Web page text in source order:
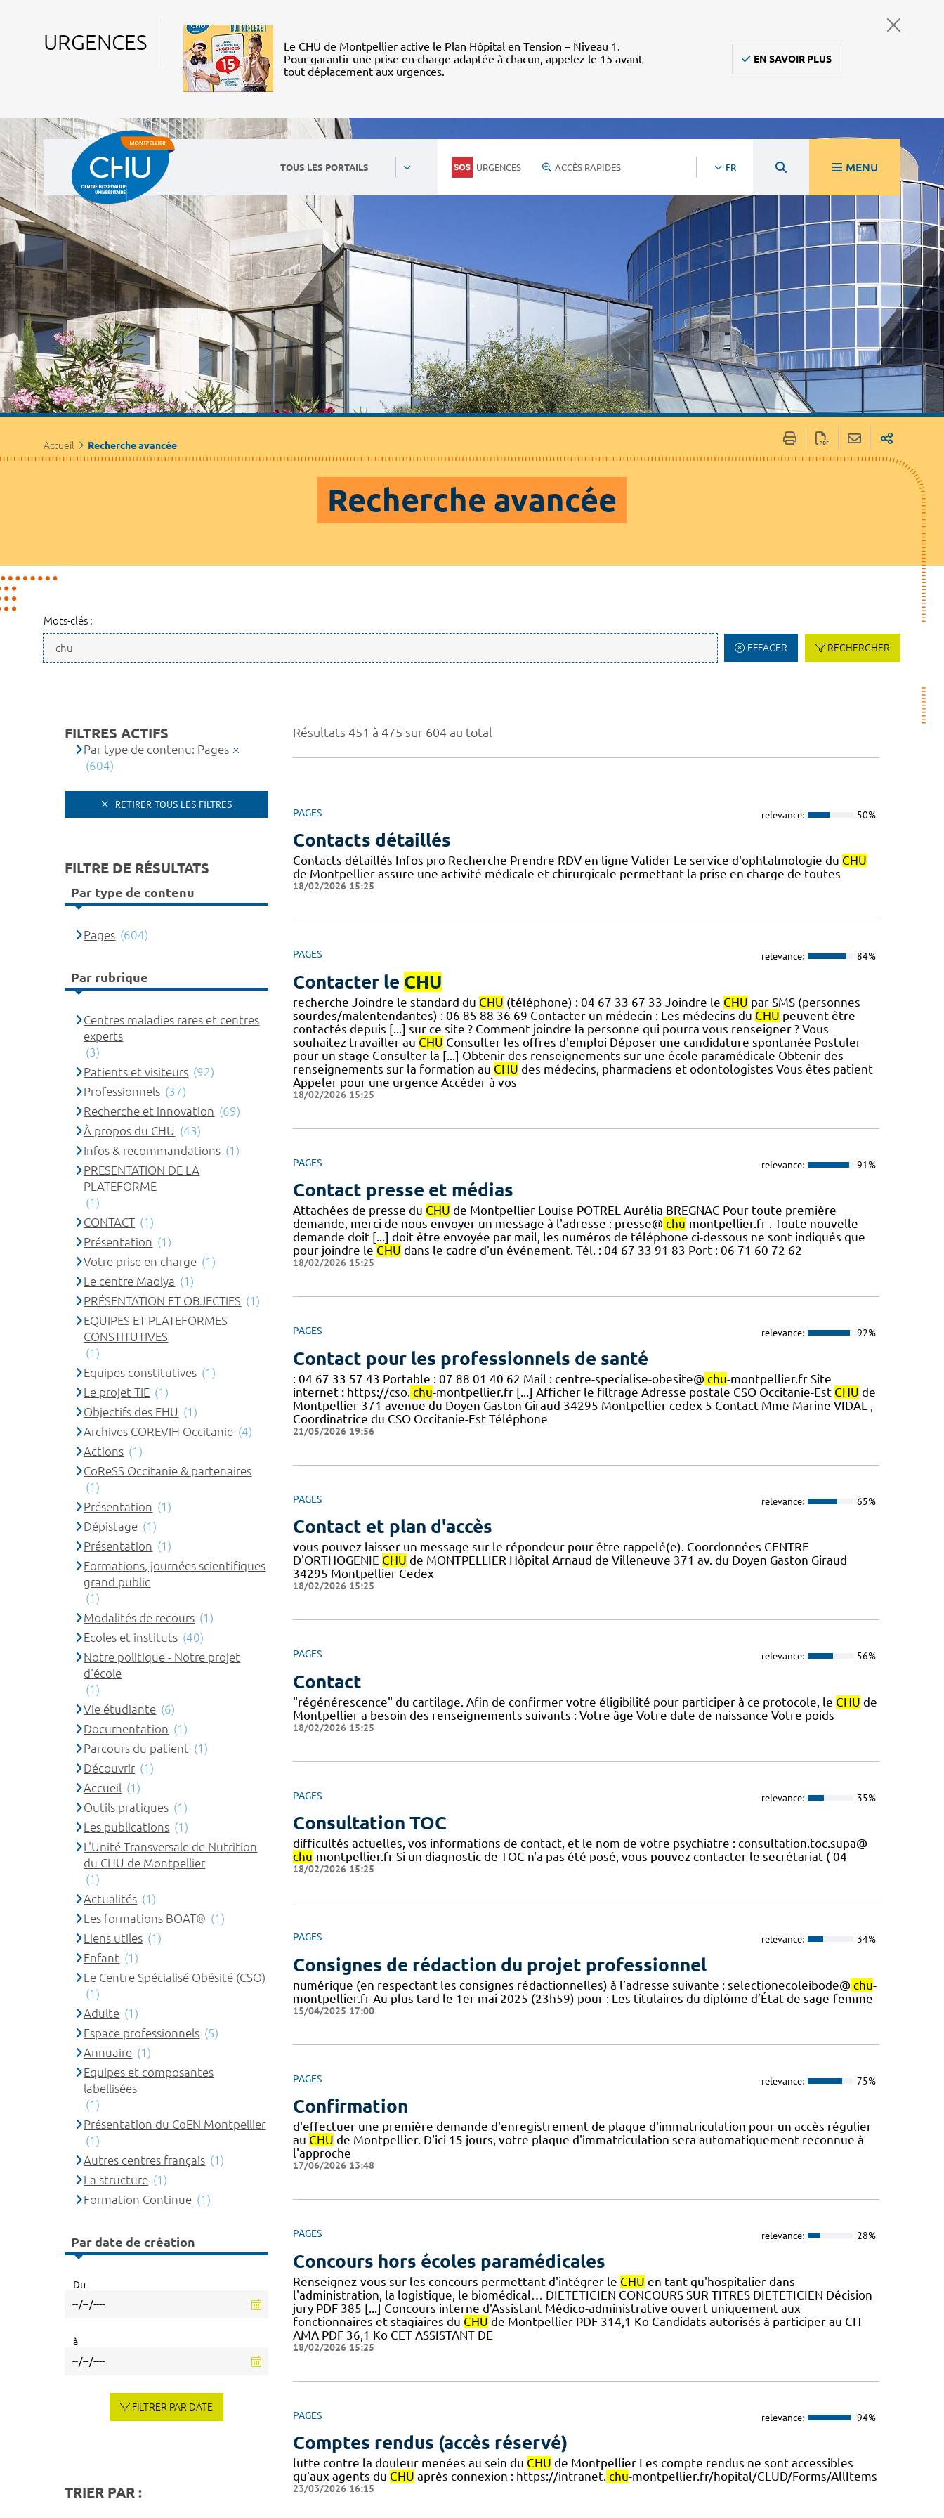
URGENCES
Le CHU de Montpellier active le Plan Hôpital en Tension – Niveau 1.
Pour garantir une prise en charge adaptée à chacun, appelez le 15 avant
tout déplacement aux urgences.
EN SAVOIR PLUS
TOUS LES PORTAILS URGENCES ACCÈS RAPIDES FR MENU
Accueil Recherche avancée
Recherche avancée
Mots-clés :
EFFACER RECHERCHER
Résultats 451 à 475 sur 604 au total
PAGES relevance: 50%
Contacts détaillés
Contacts détaillés Infos pro Recherche Prendre RDV en ligne Valider Le service d'ophtalmologie du CHU
de Montpellier assure une activité médicale et chirurgicale permettant la prise en charge de toutes
18/02/2026 15:25
PAGES relevance: 84%
Contacter le CHU
recherche Joindre le standard du CHU (téléphone) : 04 67 33 67 33 Joindre le CHU par SMS (personnes
sourdes/malentendantes) : 06 85 88 36 69 Contacter un médecin : Les médecins du CHU peuvent être
contactés depuis [...] sur ce site ? Comment joindre la personne qui pourra vous renseigner ? Vous
souhaitez travailler au CHU Consulter les offres d'emploi Déposer une candidature spontanée Postuler
pour un stage Consulter la [...] Obtenir des renseignements sur une école paramédicale Obtenir des
renseignements sur la formation au CHU des médecins, pharmaciens et odontologistes Vous êtes patient
Appeler pour une urgence Accéder à vos
18/02/2026 15:25
PAGES relevance: 91%
Contact presse et médias
Attachées de presse du CHU de Montpellier Louise POTREL Aurélia BREGNAC Pour toute première
demande, merci de nous envoyer un message à l'adresse : presse@ chu-montpellier.fr . Toute nouvelle
demande doit [...] doit être envoyée par mail, les numéros de téléphone ci-dessous ne sont indiqués que
pour joindre le CHU dans le cadre d'un événement. Tél. : 04 67 33 91 83 Port : 06 71 60 72 62
18/02/2026 15:25
PAGES relevance: 92%
Contact pour les professionnels de santé
: 04 67 33 57 43 Portable : 07 88 01 40 62 Mail : centre-specialise-obesite@ chu-montpellier.fr Site
internet : https://cso. chu-montpellier.fr [...] Afficher le filtrage Adresse postale CSO Occitanie-Est CHU de
Montpellier 371 avenue du Doyen Gaston Giraud 34295 Montpellier cedex 5 Contact Mme Marine VIDAL ,
Coordinatrice du CSO Occitanie-Est Téléphone
21/05/2026 19:56
PAGES relevance: 65%
Contact et plan d'accès
vous pouvez laisser un message sur le répondeur pour être rappelé(e). Coordonnées CENTRE
D'ORTHOGENIE CHU de MONTPELLIER Hôpital Arnaud de Villeneuve 371 av. du Doyen Gaston Giraud
34295 Montpellier Cedex
18/02/2026 15:25
PAGES relevance: 56%
Contact
"régénérescence" du cartilage. Afin de confirmer votre éligibilité pour participer à ce protocole, le CHU de
Montpellier a besoin des renseignements suivants : Votre âge Votre date de naissance Votre poids
18/02/2026 15:25
PAGES relevance: 35%
Consultation TOC
difficultés actuelles, vos informations de contact, et le nom de votre psychiatre : consultation.toc.supa@
chu-montpellier.fr Si un diagnostic de TOC n'a pas été posé, vous pouvez contacter le secrétariat ( 04
18/02/2026 15:25
PAGES relevance: 34%
Consignes de rédaction du projet professionnel
numérique (en respectant les consignes rédactionnelles) à l’adresse suivante : selectionecoleibode@ chu-
montpellier.fr Au plus tard le 1er mai 2025 (23h59) pour : Les titulaires du diplôme d’État de sage-femme
15/04/2025 17:00
PAGES relevance: 75%
Confirmation
d'effectuer une première demande d'enregistrement de plaque d'immatriculation pour un accès régulier
au CHU de Montpellier. D'ici 15 jours, votre plaque d'immatriculation sera automatiquement reconnue à
l'approche
17/06/2026 13:48
PAGES relevance: 28%
Concours hors écoles paramédicales
Renseignez-vous sur les concours permettant d'intégrer le CHU en tant qu'hospitalier dans
l'administration, la logistique, le biomédical… DIETETICIEN CONCOURS SUR TITRES DIETETICIEN Décision
jury PDF 385 [...] Concours interne d'Assistant Médico-administrative ouvert uniquement aux
fonctionnaires et stagiaires du CHU de Montpellier PDF 314,1 Ko Candidats autorisés à participer au CIT
AMA PDF 36,1 Ko CET ASSISTANT DE
18/02/2026 15:25
PAGES relevance: 94%
Comptes rendus (accès réservé)
lutte contre la douleur menées au sein du CHU de Montpellier Les compte rendus ne sont accessibles
qu'aux agents du CHU après connexion : https://intranet. chu-montpellier.fr/hopital/CLUD/Forms/AllItems
23/03/2026 16:15
FILTRES ACTIFS
Par type de contenu: Pages
(604)
RETIRER TOUS LES FILTRES
FILTRE DE RÉSULTATS
Par type de contenu
Pages (604)
Par rubrique
Centres maladies rares et centres
experts
(3)
Patients et visiteurs (92)
Professionnels (37)
Recherche et innovation (69)
À propos du CHU (43)
Infos & recommandations (1)
PRESENTATION DE LA
PLATEFORME
(1)
CONTACT (1)
Présentation (1)
Votre prise en charge (1)
Le centre Maolya (1)
PRÉSENTATION ET OBJECTIFS (1)
EQUIPES ET PLATEFORMES
CONSTITUTIVES
(1)
Equipes constitutives (1)
Le projet TIE (1)
Objectifs des FHU (1)
Archives COREVIH Occitanie (4)
Actions (1)
CoReSS Occitanie & partenaires
(1)
Présentation (1)
Dépistage (1)
Présentation (1)
Formations, journées scientifiques
grand public
(1)
Modalités de recours (1)
Ecoles et instituts (40)
Notre politique - Notre projet
d'école
(1)
Vie étudiante (6)
Documentation (1)
Parcours du patient (1)
Découvrir (1)
Accueil (1)
Outils pratiques (1)
Les publications (1)
L'Unité Transversale de Nutrition
du CHU de Montpellier
(1)
Actualités (1)
Les formations BOAT® (1)
Liens utiles (1)
Enfant (1)
Le Centre Spécialisé Obésité (CSO)
(1)
Adulte (1)
Espace professionnels (5)
Annuaire (1)
Equipes et composantes
labellisées
(1)
Présentation du CoEN Montpellier
(1)
Autres centres français (1)
La structure (1)
Formation Continue (1)
Par date de création
Du
à
FILTRER PAR DATE
TRIER PAR :